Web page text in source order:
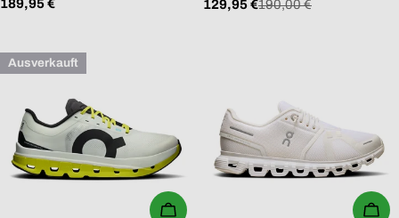
Regulärer
189,95 €
Verkaufspreis
129,95 €
Regulärer190,00 €
Ausverkauft
WÄHLEN SIE OPTIONEN